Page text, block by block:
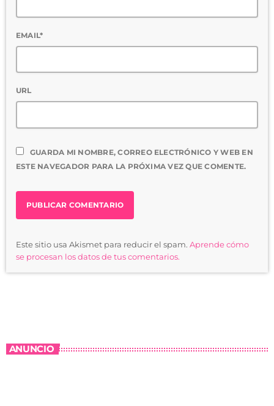
EMAIL*
URL
GUARDA MI NOMBRE, CORREO ELECTRÓNICO Y WEB EN
ESTE NAVEGADOR PARA LA PRÓXIMA VEZ QUE COMENTE.
Este sitio usa Akismet para reducir el spam. Aprende cómo
se procesan los datos de tus comentarios.
ANUNCIO